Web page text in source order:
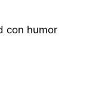
con humor